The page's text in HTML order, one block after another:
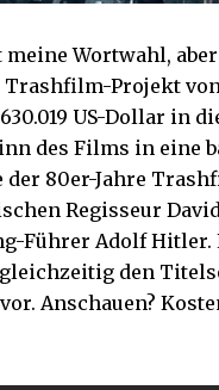
Wortwahl,
Trashfilm-Projekt
630.019 US-Dollar in
des Films in eine
80er-Jahre
Regisseur
Führer Adolf
den
Anschauen?